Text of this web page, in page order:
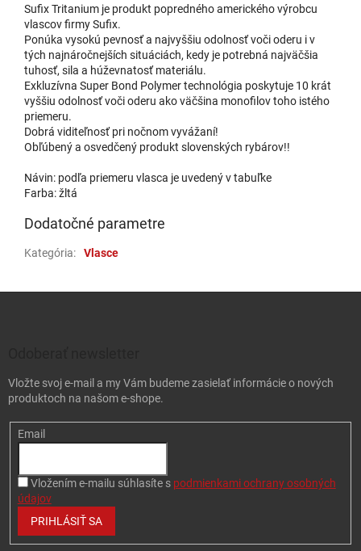
Sufix Tritanium je produkt popredného amerického výrobcu
vlascov firmy Sufix.
Ponúka vysokú pevnosť a najvyššiu odolnosť voči oderu i v
tých najnáročnejších situáciách, kedy je potrebná najväčšia
tuhosť, sila a húževnatosť materiálu.
Exkluzívna Super Bond Polymer technológia poskytuje 10 krát
vyššiu odolnosť voči oderu ako väčšina monofilov toho istého
priemeru.
Dobrá viditeľnosť pri nočnom vyvážaní!
Obľúbený a osvedčený produkt slovenských rybárov!!
Návin: podľa priemeru vlasca je uvedený v tabuľke
Farba: žltá
Dodatočné parametre
Kategória: Vlasce
Vložte svoj e-mail a my Vám budeme zasielať informácie o nových
produktoch na našom e-shope.
Email
Vložením e-mailu súhlasíte s podmienkami ochrany osobných
údajov
PRIHLÁSIŤ SA